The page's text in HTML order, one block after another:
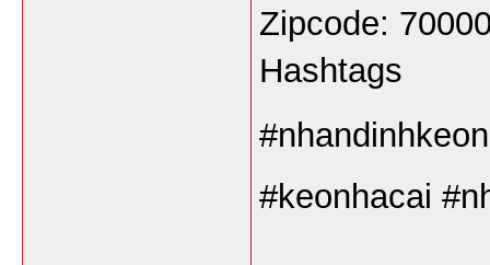
Zipcode:
Hashtags
#keonhacai